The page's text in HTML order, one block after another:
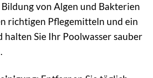
von Algen und Bakterien
richtigen Pflegemitteln und ein
halten Sie Ihr Poolwasser sauber